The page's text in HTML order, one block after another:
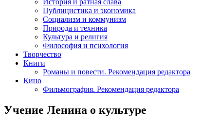
Публицистика и экономика
Социализм и коммунизм
Природа и техника
Культура и религия
Философия и психология
Творчество
Книги
Романы и повести. Рекомендация редактора
Кино
Фильмография. Рекомендация редактора
Учение Ленина о культуре